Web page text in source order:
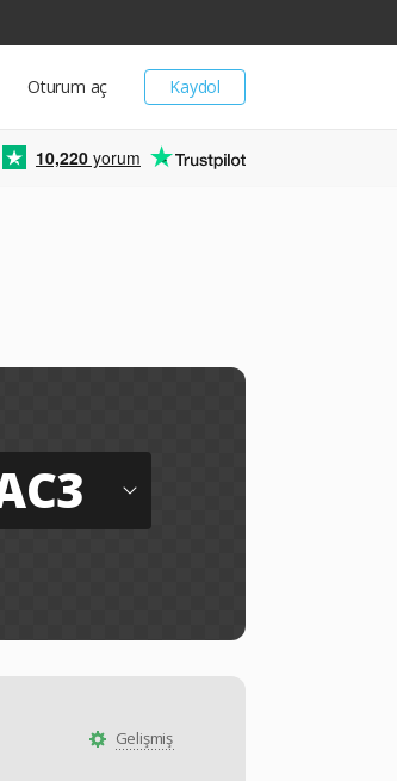
Kaydol
Oturum aç
10,220 yorum
Gelişmiş